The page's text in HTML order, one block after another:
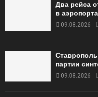
Два рейса
в
09.08.2026
партии
09.08.2026